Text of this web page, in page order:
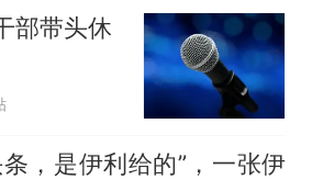
部带头休
，是伊利给的”，一张伊